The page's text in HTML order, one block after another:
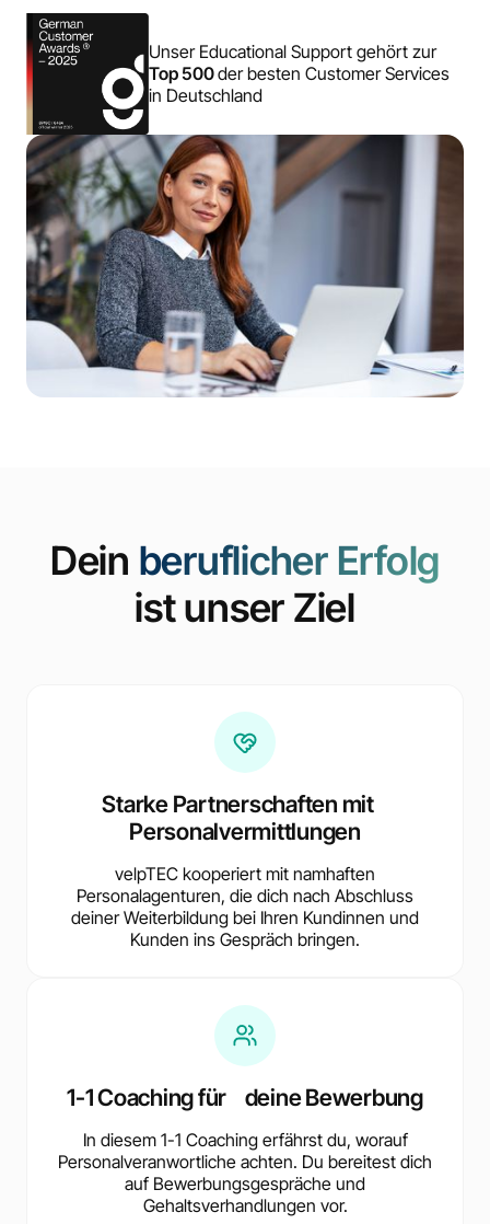
Unser Educational Support gehört zur
Top 500der besten Customer Services
in Deutschland
Dein beruflicher Erfolg
ist unser Ziel
Starke Partnerschaften mit
Personalvermittlungen
velpTEC kooperiert mit namhaften
Personalagenturen, die dich nach Abschluss
deiner Weiterbildung bei Ihren Kundinnen und
Kunden ins Gespräch bringen.
1-1 Coaching für deine Bewerbung
In diesem 1-1 Coaching erfährst du, worauf
Personalveranwortliche achten. Du bereitest dich
auf Bewerbungsgespräche und
Gehaltsverhandlungen vor.